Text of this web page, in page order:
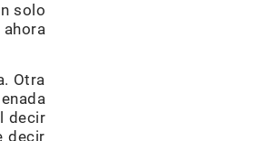
solo
Otra
decir
decir